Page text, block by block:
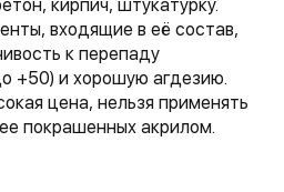
кирпич, штукатурку.
входящие в её состав,
к перепаду
+50) и хорошую агдезию.
цена, нельзя применять
покрашенных акрилом.